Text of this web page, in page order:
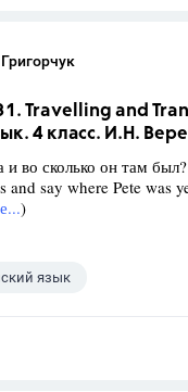
Travelling and
4 класс. И.Н.
во сколько он там
and say where Pete was
)
язык